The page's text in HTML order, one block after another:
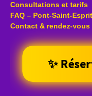
Consultations et tarifs
FAQ – Pont-Saint-Esprit
Contact & rendez-vous
✨